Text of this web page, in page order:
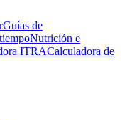
Guías de
Nutrición e
ITRACalculadora de